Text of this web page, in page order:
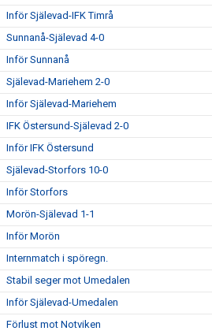
Inför Själevad-IFK Timrå
Sunnanå-Själevad 4-0
Inför Sunnanå
Själevad-Mariehem 2-0
Inför Själevad-Mariehem
IFK Östersund-Själevad 2-0
Inför IFK Östersund
Själevad-Storfors 10-0
Inför Storfors
Morön-Själevad 1-1
Inför Morön
Internmatch i spöregn.
Stabil seger mot Umedalen
Inför Själevad-Umedalen
Förlust mot Notviken